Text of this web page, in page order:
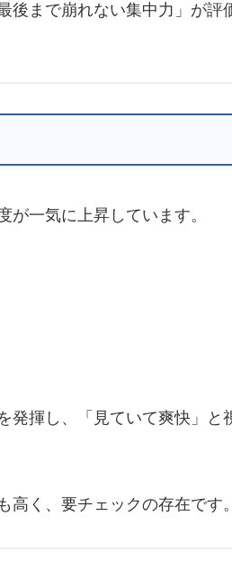
後まで崩れない集中力」が評
一気に上昇しています。
発揮し、「見ていて爽快」と
く、要チェックの存在です。